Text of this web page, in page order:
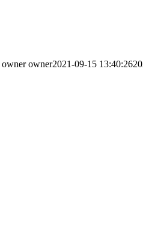
owner owner2021-09-15 13:40:26